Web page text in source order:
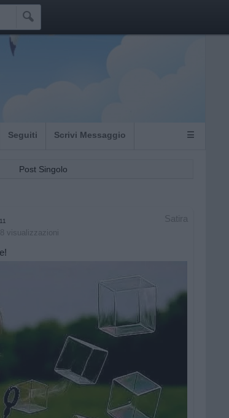

Seguiti Scrivi Messaggio ☰
Post Singolo
Satira
visualizzazioni